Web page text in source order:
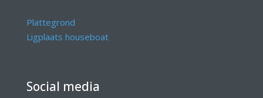
Plattegrond
Ligplaats houseboat
Social media